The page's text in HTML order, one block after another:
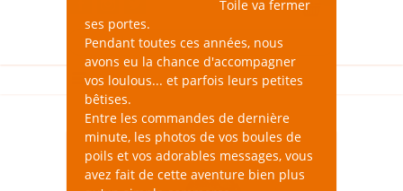
Toile va fermer
ses portes.
Pendant toutes ces années, nous
avons eu la chance d'accompagner
vos loulous... et parfois leurs petites
bêtises.
Entre les commandes de dernière
minute, les photos de vos boules de
poils et vos adorables messages, vous
avez fait de cette aventure bien plus